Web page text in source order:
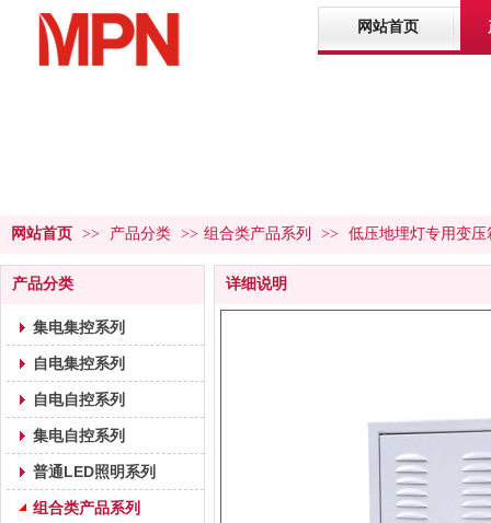
网站首页
PRODUCT CENTER
产品中心
网站首页 >> 产品分类 >> 组合类产品系列 >> 低压地埋灯专用变压
产品分类
集电集控系列
自电集控系列
自电自控系列
集电自控系列
普通LED照明系列
组合类产品系列
详细说明